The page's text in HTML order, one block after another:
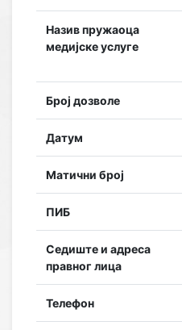
Назив пружаоца
медијске услуге
Број дозволе
Датум
Матични број
ПИБ
Седиште и адреса
правног лица
Телефон